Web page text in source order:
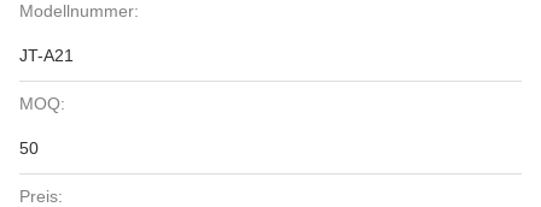
Modellnummer:
JT-A21
MOQ:
50
Preis: